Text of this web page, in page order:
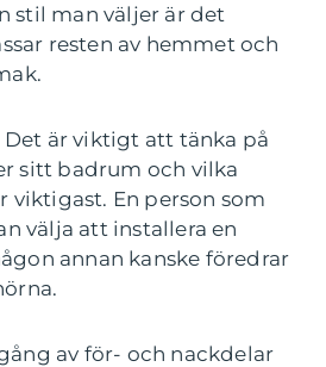
stil man väljer är det
resten av hemmet och
är viktigt att tänka på
sitt badrum och vilka
viktigast. En person som
välja att installera en
annan kanske föredrar
av för- och nackdelar